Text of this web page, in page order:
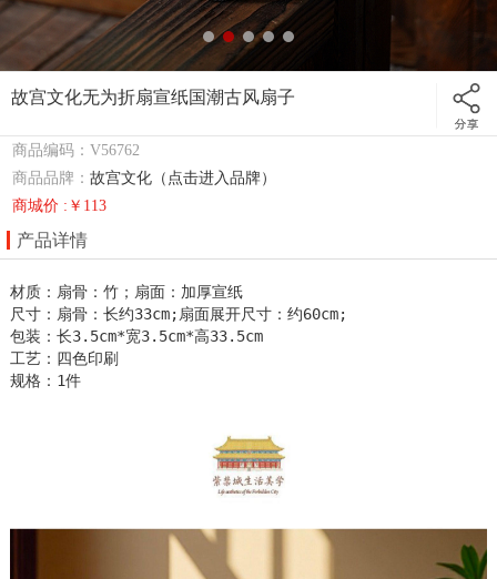
故宫文化无为折扇宣纸国潮古风扇子
商品编码：V56762
商品品牌：故宫文化（点击进入品牌）
商城价 :￥113
产品详情
材质：扇骨：竹；扇面：加厚宣纸
尺寸：扇骨：长约33cm;扇面展开尺寸：约60cm;
包装：长3.5cm*宽3.5cm*高33.5cm
工艺：四色印刷
规格：1件